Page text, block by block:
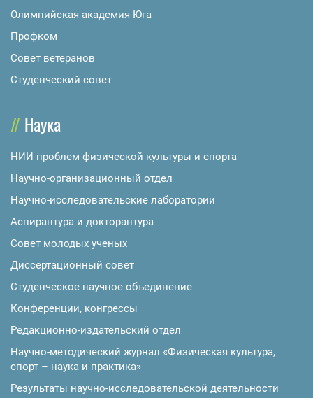
Олимпийская академия Юга
Профком
Совет ветеранов
Студенческий совет
Наука
НИИ проблем физической культуры и спорта
Научно-организационный отдел
Научно-исследовательские лаборатории
Аспирантура и докторантура
Совет молодых ученых
Диссертационный совет
Студенческое научное объединение
Конференции, конгрессы
Редакционно-издательский отдел
Научно-методический журнал «Физическая культура,
спорт – наука и практика»
Результаты научно-исследовательской деятельности